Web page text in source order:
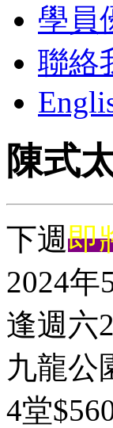
學員
聯絡
陳式
下週即
2024年
逢週六
九龍公
4堂